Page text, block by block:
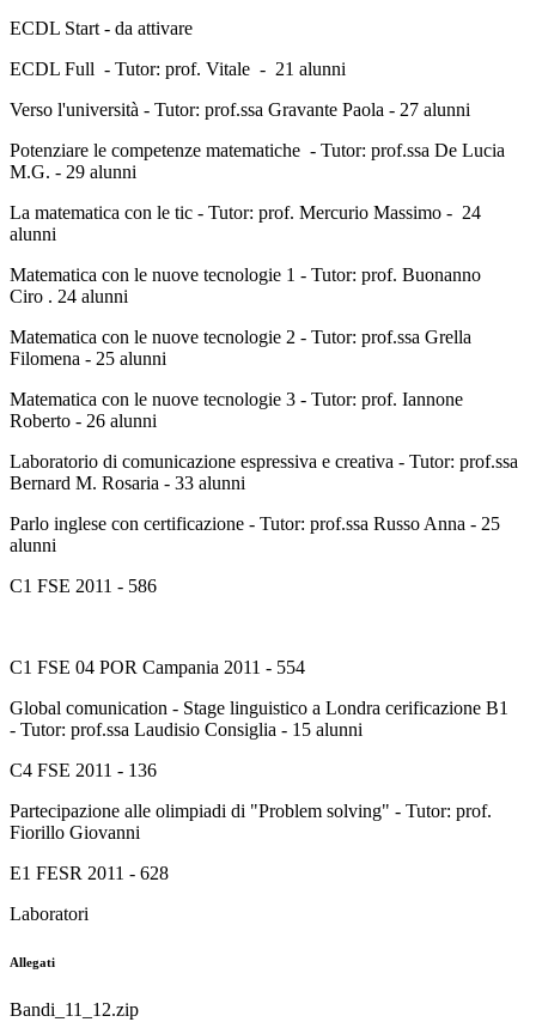
ECDL Start - da attivare
ECDL Full - Tutor: prof. Vitale - 21 alunni
Verso l'università - Tutor: prof.ssa Gravante Paola - 27 alunni
Potenziare le competenze matematiche - Tutor: prof.ssa De Lucia
M.G. - 29 alunni
La matematica con le tic - Tutor: prof. Mercurio Massimo - 24
alunni
Matematica con le nuove tecnologie 1 - Tutor: prof. Buonanno
Ciro . 24 alunni
Matematica con le nuove tecnologie 2 - Tutor: prof.ssa Grella
Filomena - 25 alunni
Matematica con le nuove tecnologie 3 - Tutor: prof. Iannone
Roberto - 26 alunni
Laboratorio di comunicazione espressiva e creativa - Tutor: prof.ssa
Bernard M. Rosaria - 33 alunni
Parlo inglese con certificazione - Tutor: prof.ssa Russo Anna - 25
alunni
C1 FSE 2011 - 586
C1 FSE 04 POR Campania 2011 - 554
Global comunication - Stage linguistico a Londra cerificazione B1
- Tutor: prof.ssa Laudisio Consiglia - 15 alunni
C4 FSE 2011 - 136
Partecipazione alle olimpiadi di "Problem solving" - Tutor: prof.
Fiorillo Giovanni
E1 FESR 2011 - 628
Laboratori
Allegati
Bandi_11_12.zip